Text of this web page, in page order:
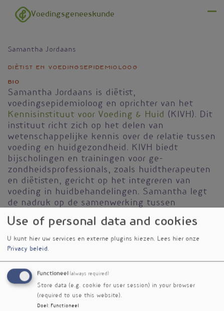
Overslaan en naar de inhoud gaan
Voedingsgeneeskunde
Samantha Jordaans
diëtist en voedingsepidemioloog
Bio
Samantha Jordaans is diëtist,
voedingsepidemioloog en oprichter van het
Kennisinstituut voor Voeding & Huid
(KIVH). Dit
instituut richt zich op het delen van
wetenschappelijke kennis over de relatie tussen
voeding en huidgezondheid. KIVH biedt
bijscholingen en trainingen voor ge-
zondheidsprofessionals, zoals huidtherapeuten
en diëtisten, gericht op het integreren van
voeding in huidbehandelingen. Samantha legt
de nadruk op de samenwerking tussen
verschillende zorgdisciplines om cliënten met
huidaandoeningen optimaal te ondersteunen.
Use of personal data and cookies
U kunt hier uw services en externe plugins kiezen. Lees hier onze
Privacy beleid.
Functioneel (always required)
Store data (e.g. cookie for user session) in your browser
(required to use this website).
Doel : Functioneel